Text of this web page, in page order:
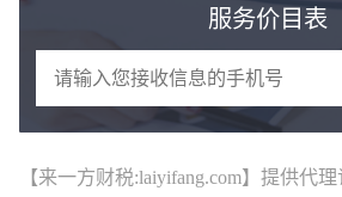
服务价目表
【来一方财税:laiyifang.com】提供代理